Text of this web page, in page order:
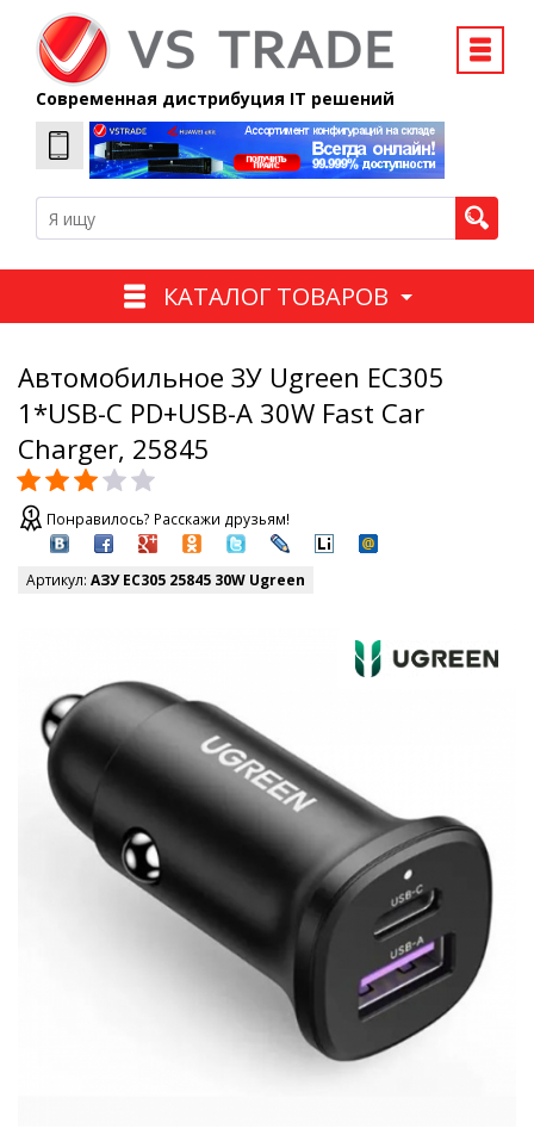
Современная дистрибуция IT решений
КАТАЛОГ ТОВАРОВ
Автомобильное ЗУ Ugreen EC305
1*USB-C PD+USB-A 30W Fast Car
Charger, 25845
Понравилось? Расскажи друзьям!
Артикул: AЗУ EC305 25845 30W Ugreen